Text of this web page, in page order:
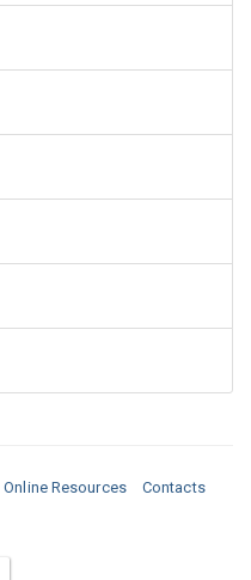
Online Resources Contacts